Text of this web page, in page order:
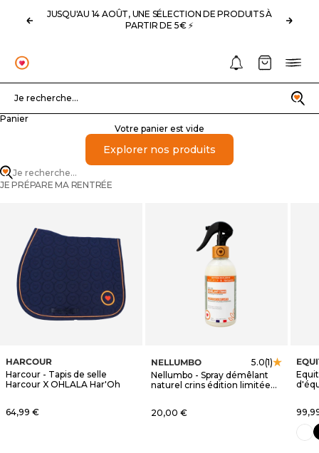
Précédent
JUSQU'AU 14 AOÛT, UNE SÉLECTION DE PRODUITS À
PARTIR DE 5€ ⚡️
OHLALA
Recherche
Je recherche...
Notifications
Panier
Panier
Votre panier est vide
Explorer nos produits
Je recherche...
JE PRÉPARE MA RENTRÉE
HARCOUR
Harcour - Tapis de selle
Harcour X OHLALA Har'Oh
Prix de vente
64,99 €
NELLUMBO 5.0(1)
Nellumbo - Spray démêlant
naturel crins édition limitée
Prix de vente
20,00 €
Prix
blanc